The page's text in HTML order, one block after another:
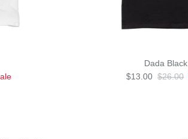
Dada Black
$13.00 $26.00